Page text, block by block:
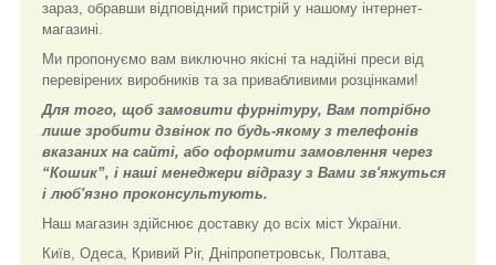
зараз, обравши відповідний пристрій у нашому інтернет-
магазині.
Ми пропонуємо вам виключно якісні та надійні преси від
перевірених виробників та за привабливими розцінками!
Для того, щоб замовити фурнітуру, Вам потрібно
лише зробити дзвінок по будь-якому з телефонів
вказаних на сайті, або оформити замовлення через
“Кошик”, і наші менеджери відразу з Вами зв'яжуться
і люб'язно проконсультують.
Наш магазин здійснює доставку до всіх міст України.
Київ, Одеса, Кривий Ріг, Дніпропетровськ, Полтава,